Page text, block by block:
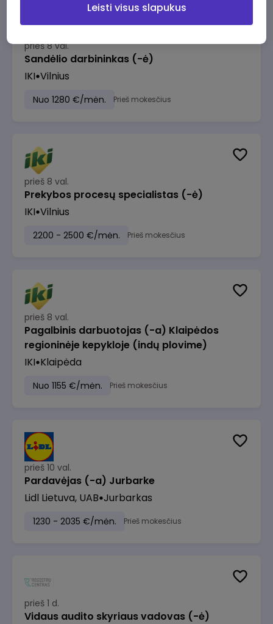
prieš 8 val.
Sandėlio darbininkas (-ė)
IKI Vilnius
Nuo 1280 €/mėn. Prieš mokesčius
prieš 8 val.
Prekybos procesų specialistas (-ė)
IKI Vilnius
2200 - 2500 €/mėn. Prieš mokesčius
prieš 8 val.
Pagalbinis darbuotojas (-a) Klaipėdos
regioninėje kepykloje (indų plovime)
IKI Klaipėda
Nuo 1155 €/mėn. Prieš mokesčius
prieš 10 val.
Pardavėjas (-a) Jurbarke
Lidl Lietuva, UAB Jurbarkas
1230 - 2035 €/mėn. Prieš mokesčius
prieš 1 d.
Vidaus audito skyriaus vadovas (-ė)
Leisti visus slapukus